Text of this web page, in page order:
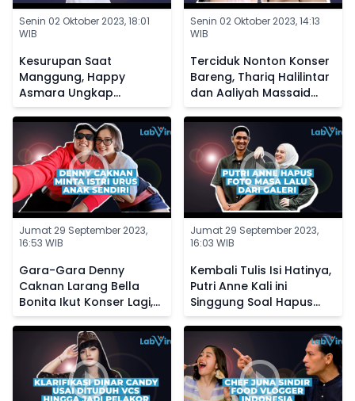
Senin 02 Oktober 2023, 18:01
WIB
Kesurupan Saat
Manggung, Happy
Asmara Ungkap
Kedekatannya dengan
Makhluk Halus
Senin 02 Oktober 2023, 14:13
WIB
Terciduk Nonton Konser
Bareng, Thariq Halilintar
dan Aaliyah Massaid
Diisukan Makin Dekat
Jumat 29 September 2023,
16:53 WIB
Gara-Gara Denny
Caknan Larang Bella
Bonita Ikut Konser Lagi,
Kini Sang Istri Posting
Status Galau
Jumat 29 September 2023,
16:03 WIB
Kembali Tulis Isi Hatinya,
Putri Anne Kali ini
Singgung Soal Hapus
Foto Masa Lalu dari
Galeri